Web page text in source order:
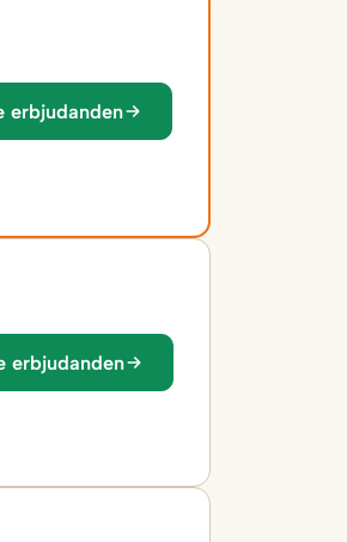
erbjudanden
erbjudanden